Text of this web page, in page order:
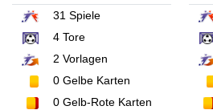
31 Spiele
4 Tore
2 Vorlagen
0 Gelbe Karten
0 Gelb-Rote Karten